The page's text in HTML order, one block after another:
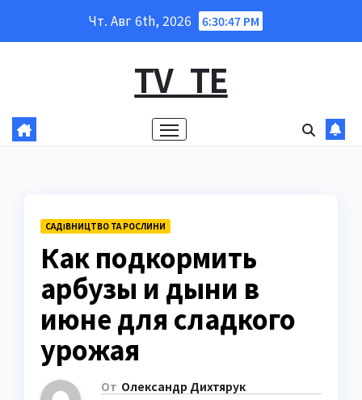
Чт. Авг 6th, 2026 6:30:47 PM
TV_TE
САДІВНИЦТВО ТА РОСЛИНИ
Как подкормить
арбузы и дыни в
июне для сладкого
урожая
От Олександр Дихтярук